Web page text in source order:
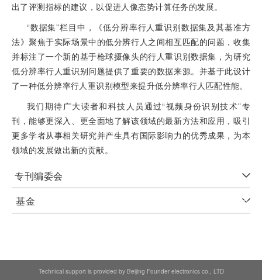
出了评测指标的建议，以促进人像态势计算任务的发展。
“数据集”栏目中，《低分辨率行人重识别数据集及其基准方
法》聚焦于实际场景中的低分辨行人之间相互匹配的问题，收集
并标注了一个新的基于枪球摄像头的行人重识别数据集，为研究
低分辨率行人重识别问题提供了重要的数据来源。并基于此设计
了一种低分辨率行人重识别模型来提升低分辨率行人匹配性能。
我们期待广大读者和科技人员通过“视频身份识别技术”专
刊，能够更深入、更全面地了解该领域的最新方法和应用，吸引
更多学者从事相关研究并产生具有国际影响力的优秀成果，为本
领域的发展做出新的贡献。
专刊编委会
基金
Technical support is provided by Beijing Founder electronics co., LTD